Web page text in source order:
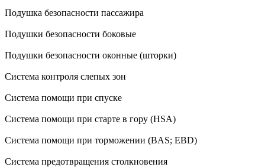
Подушка безопасности пассажира
Подушки безопасности боковые
Подушки безопасности оконные (шторки)
Система контроля слепых зон
Система помощи при спуске
Система помощи при старте в гору (HSA)
Система помощи при торможении (BAS; EBD)
Система предотвращения столкновения